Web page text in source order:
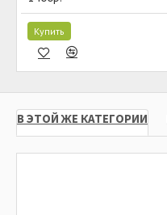
Купить
В ЭТОЙ ЖЕ КАТЕГОРИИ